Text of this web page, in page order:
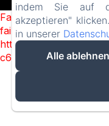
Failed to load
failed. (missing:
https://
c6e932f9d3d27b65-
indem Sie auf
akzeptieren"
in unserer
Alle ablehnen